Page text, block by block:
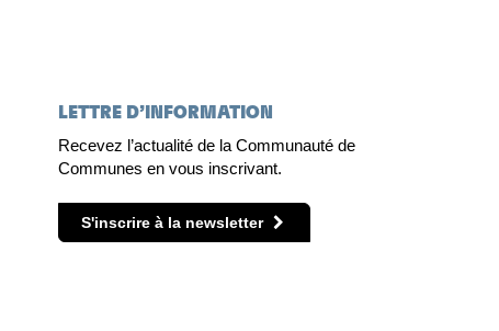
LETTRE D’INFORMATION
Recevez l’actualité de la Communauté de
Communes en vous inscrivant.
S'inscrire à la newsletter